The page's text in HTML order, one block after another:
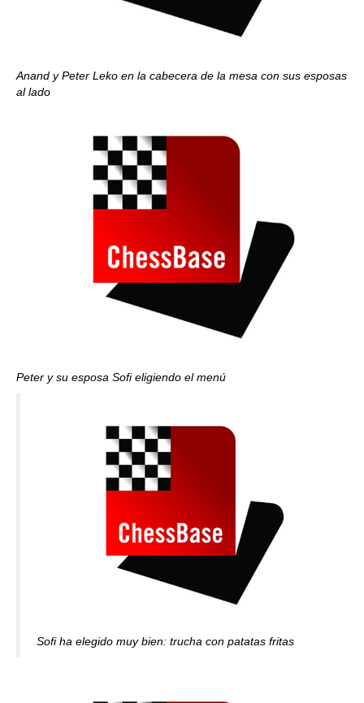
Anand y Peter Leko en la cabecera de la mesa con sus esposas
al lado
Peter y su esposa Sofi eligiendo el menú
Sofi ha elegido muy bien: trucha con patatas fritas